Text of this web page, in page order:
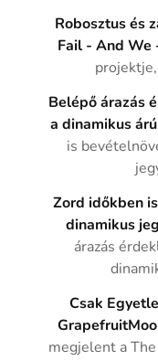
Robosztus és
Fail - And We
Belépő árazás
a dinamikus
is
Zord időkben
dinamikus
árazás
Csak
megjelent a